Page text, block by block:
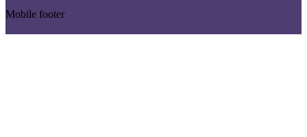
Mobile footer